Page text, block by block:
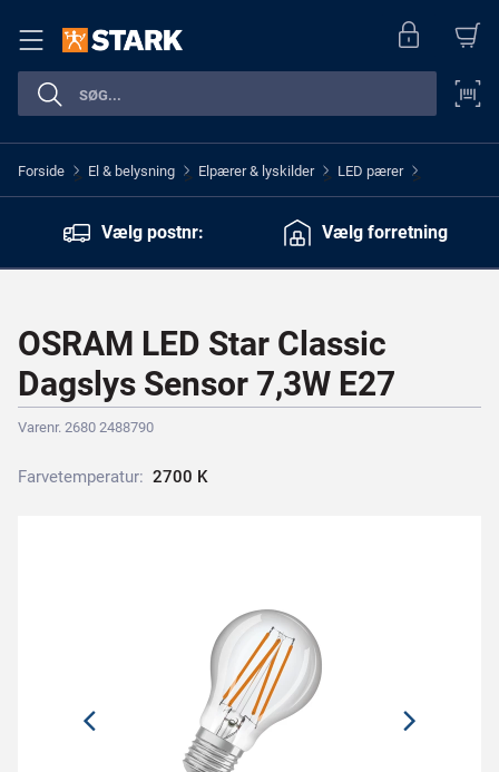
Forside > El & belysning > Elpærer & lyskilder > LED pærer >
Vælg postnr: Vælg forretning
OSRAM LED Star Classic
Dagslys Sensor 7,3W E27
Varenr. 2680 2488790
Farvetemperatur: 2700 K